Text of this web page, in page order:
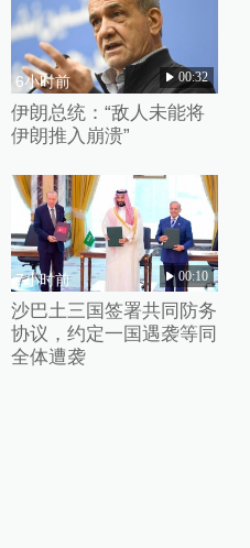
6小时前 00:32
伊朗总统：“敌人未能将
伊朗推入崩溃”
7小时前 00:10
沙巴土三国签署共同防务
协议，约定一国遇袭等同
全体遭袭